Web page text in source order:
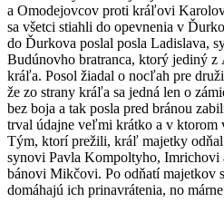
a Omodejovcov proti kráľovi
sa všetci stiahli do opevnenia v
do Ďurkova poslal posla Ladislava,
Budúnovho bratranca, ktorý jediný z
kráľa. Posol žiadal o nocľah pre
že zo strany kráľa sa jedná len o
bez boja a tak posla pred bránou
trval údajne veľmi krátko a v ktorom
Tým, ktorí prežili, kráľ majetky
synovi Pavla Kompoltyho, Imrichovi
bánovi Mikčovi. Po odňatí majetkov
domáhajú ich prinavrátenia, no